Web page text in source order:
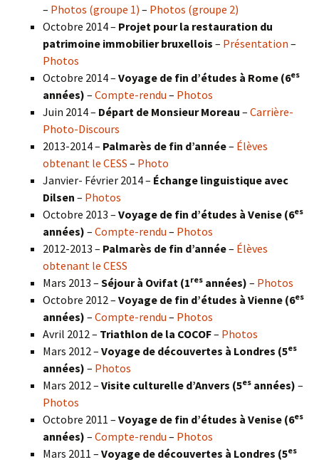
– Photos (groupe 1) – Photos (groupe 2)
Octobre 2014 – Projet pour la restauration du
patrimoine immobilier bruxellois – Présentation –
Photos
Octobre 2014 – Voyage de fin d’études à Rome (6es
années) – Compte-rendu – Photos
Juin 2014 – Départ de Monsieur Moreau – Carrière-
Photo-Discours
2013-2014 – Palmarès de fin d’année– Élèves
obtenant le CESS – Photo
Janvier- Février 2014 – Échange linguistique avec
Dilsen – Photos
Octobre 2013 – Voyage de fin d’études à Venise (6es
années) – Compte-rendu – Photos
2012-2013 – Palmarès de fin d’année– Élèves
obtenant le CESS
Mars 2013 – Séjour à Ovifat (1res années) – Photos
Octobre 2012 – Voyage de fin d’études à Vienne (6es
années) – Compte-rendu – Photos
Avril 2012 – Triathlon de la COCOF– Photos
Mars 2012 – Voyage de découvertes à Londres (5es
années) – Photos
Mars 2012 – Visite culturelle d’Anvers (5es années) –
Photos
Octobre 2011 – Voyage de fin d’études à Venise (6es
années) – Compte-rendu – Photos
Mars 2011 – Voyage de découvertes à Londres (5es